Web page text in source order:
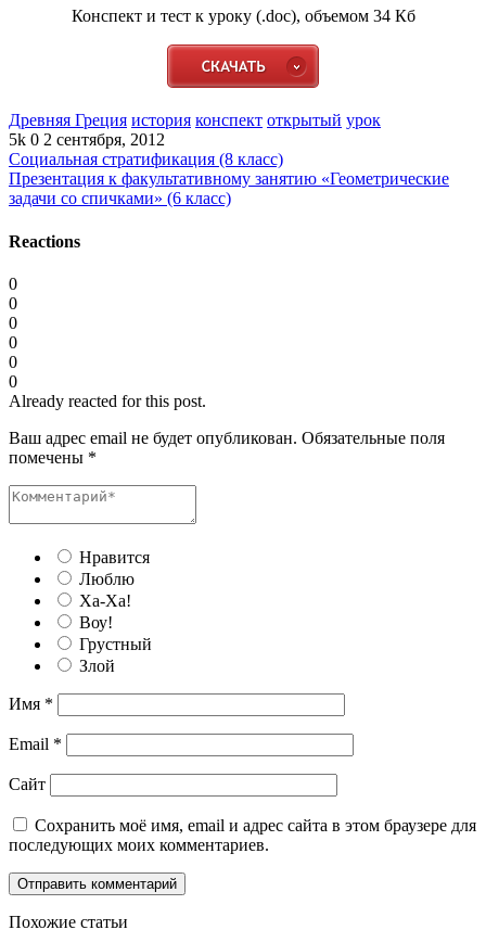
Конспект и тест к уроку (.doc), объемом 34 Кб
Древняя Греция история конспект открытый урок
5k 0 2 сентября, 2012
Социальная стратификация (8 класс)
Презентация к факультативному занятию «Геометрические
задачи со спичками» (6 класс)
Reactions
0
0
0
0
0
0
Already reacted for this post.
Ваш адрес email не будет опубликован. Обязательные поля
помечены *
Нравится
Люблю
Ха-Ха!
Воу!
Грустный
Злой
Имя *
Email *
Сайт
Сохранить моё имя, email и адрес сайта в этом браузере для
последующих моих комментариев.
Похожие статьи